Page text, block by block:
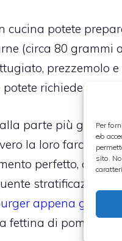
Per
e/o
sito.
cucina potete
(circa 80 grammi
prezzemolo
richiederli
parte più golosa
la loro farcitura.
perfetto, che
stratificazione
appena grigliato
fettina di